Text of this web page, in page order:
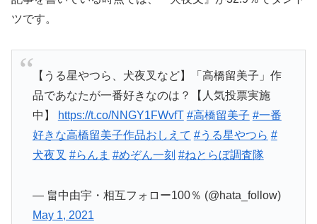
ツです。
【うる星やつら、犬夜叉など】「高橋留美子」作
品であなたが一番好きなのは？【人気投票実施
中】
https://t.co/NNGY1FWvfT #高橋留美子 #一番
好きな高橋留美子作品おしえて #うる星やつら #
犬夜叉 #らんま #めぞん一刻 #ねとらぼ調査隊
— 畠中由宇・相互フォロー100％ (@hata_follow)
May 1, 2021